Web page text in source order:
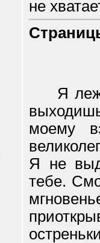
не
Я лежу
моему
Я не
тебе.